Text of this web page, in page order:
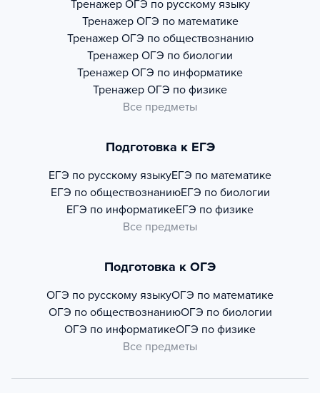
Тренажер ОГЭ по русскому языку
Тренажер ОГЭ по математике
Тренажер ОГЭ по обществознанию
Тренажер ОГЭ по биологии
Тренажер ОГЭ по информатике
Тренажер ОГЭ по физике
Все предметы
Подготовка к ЕГЭ
ЕГЭ по русскому языкуЕГЭ по математике
ЕГЭ по обществознаниюЕГЭ по биологии
ЕГЭ по информатикеЕГЭ по физике
Все предметы
Подготовка к ОГЭ
ОГЭ по русскому языкуОГЭ по математике
ОГЭ по обществознаниюОГЭ по биологии
ОГЭ по информатикеОГЭ по физике
Все предметы